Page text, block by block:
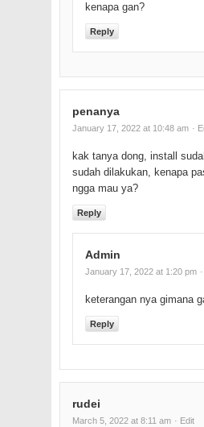
kenapa gan?
Reply
penanya
January 17, 2022 at 10:48 am ·
kak tanya dong, install
sudah dilakukan, kenapa
ngga mau ya?
Reply
Admin
January 17, 2022 at 1:20 pm
keterangan nya gimana
Reply
rudei
March 5, 2022 at 8:11 am · Edit